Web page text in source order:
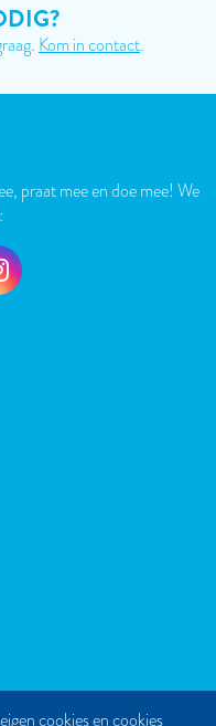
cookies en cookies
Kom in contact.
praat mee en doe mee! We